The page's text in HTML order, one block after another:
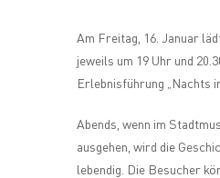
Am Freitag, 16. Januar
jeweils um 19 Uhr und
Erlebnisführung „Nachts
Abends, wenn im
ausgehen, wird die
lebendig. Die Besucher